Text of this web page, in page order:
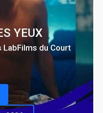
YEUX
LabFilms du Court